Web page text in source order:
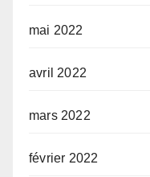
mai 2022
avril 2022
mars 2022
février 2022